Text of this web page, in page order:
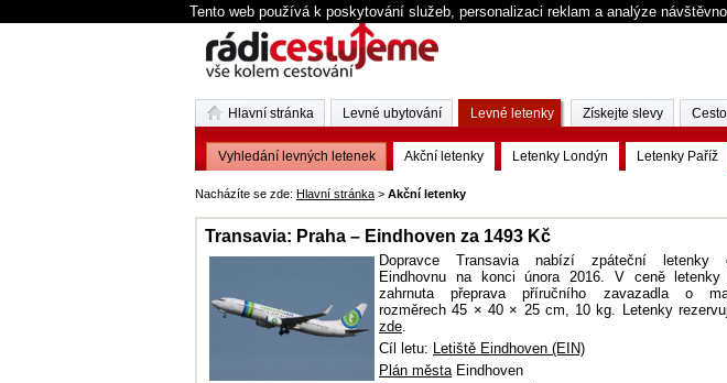
Tento web používá k poskytování služeb, personalizaci reklam a analýze
Nacházíte se zde: Hlavní stránka > Akční letenky
Transavia: Praha – Eindhoven za 1493 Kč
Dopravce Transavia nabízí zpáteční letenky
Eindhovnu na konci února 2016. V ceně letenky
zahrnuta přeprava příručního zavazadla o
rozměrech 45 × 40 × 25 cm, 10 kg. Letenky
zde.
Cíl letu: Letiště Eindhoven (EIN)
Plán městaEindhoven
Hlavní stránka Levné ubytování Levné letenky
Vyhledání levných letenek Akční letenky Letenky Londýn Letenky Paříž
Získejte slevy